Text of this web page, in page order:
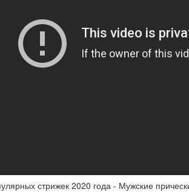
стрижек 2020 года - Мужские